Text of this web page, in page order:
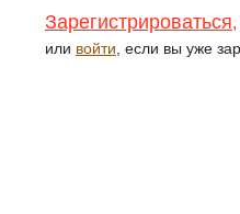
Зарегистрироваться,
или войти , если вы уже